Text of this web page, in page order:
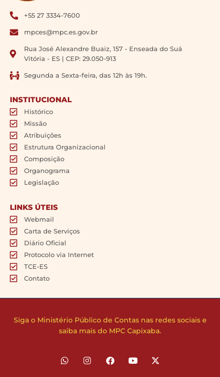
+55 27 3334-7600
mpces@mpc.es.gov.br
Rua José Alexandre Buaiz, 157 - Enseada do Suá
Vitória - ES | CEP: 29.050-913
Segunda a Sexta-feira, das 12h às 19h.
INSTITUCIONAL
Histórico
Missão
Atribuições
Estrutura Organizacional
Composição
Organograma
Legislação
LINKS ÚTEIS
Webmail
Carta de Serviços
Diário Oficial
Protocolo via Internet
TCE-ES
Contato
Siga o Ministério Público de Contas nas redes sociais e
saiba mais do MPC Capixaba.